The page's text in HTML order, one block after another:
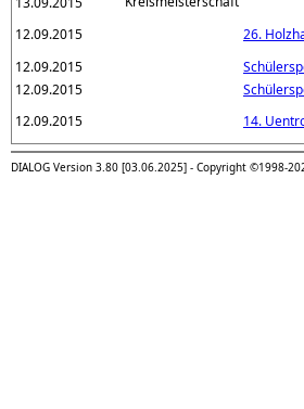
12.09.2015
26.
12.09.2015
12.09.2015
12.09.2015
14.
DIALOG Version 3.80 [03.06.2025] - Copyright ©1998-